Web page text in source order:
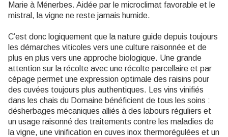
Marie à Ménerbes. Aidée par le microclimat favorable et le
mistral, la vigne ne reste jamais humide.
C’est donc logiquement que la nature guide depuis toujours
les démarches viticoles vers une culture raisonnée et de
plus en plus vers une approche biologique. Une grande
attention sur la récolte avec une récolte parcellaire et par
cépage permet une expression optimale des raisins pour
des cuvées toujours plus authentiques. Les vins vinifiés
dans les chais du Domaine bénéficient de tous les soins :
désherbages mécaniques alliés à des labours réguliers et
un usage raisonné des traitements contre les maladies de
la vigne, une vinification en cuves inox thermorégulées et un